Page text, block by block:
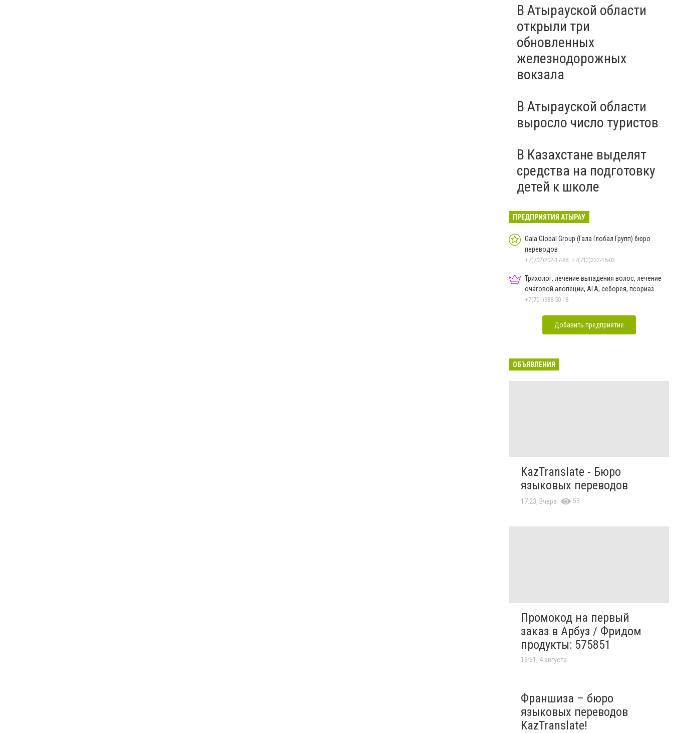
В Атырауской области
открыли три
обновленных
железнодорожных
вокзала
В Атырауской области
выросло число туристов
В Казахстане выделят
средства на подготовку
детей к школе
ПРЕДПРИЯТИЯ АТЫРАУ
Gala Global Group (Гала Глобал Групп) бюро
переводов
+7(702)202-17-88, +7(712)232-16-03
Трихолог, лечение выпадения волос, лечение
очаговой алопеции, АГА, себорея, псориаз
+7(701)988-50-18
Добавить предприятие
ОБЪЯВЛЕНИЯ
KazTranslate - Бюро
языковых переводов
17:23, Вчера 53
Промокод на первый
заказ в Арбуз / Фридом
продукты: 575851
16:51, 4 августа
Франшиза – бюро
языковых переводов
KazTranslate!